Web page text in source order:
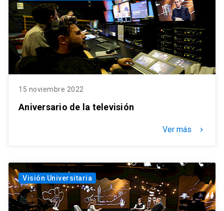
15 noviembre 2022
Aniversario de la televisión
Ver más keyboard_arrow_right
Visión Universitaria